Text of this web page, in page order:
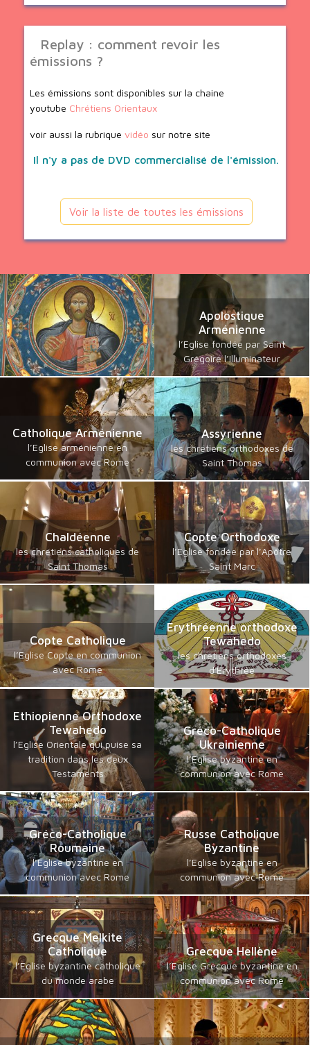
Replay : comment revoir les
émissions ?
Les émissions sont disponibles sur la chaine
youtube Chrétiens Orientaux
voir aussi la rubrique vidéo sur notre site
Il n'y a pas de DVD commercialisé de l'émission.
Voir la liste de toutes les émissions
Apolostique
Arménienne
l’Eglise fondée par Saint
Grégoire l’Illuminateur
Catholique Arménienne
l’Eglise arménienne en
communion avec Rome
Assyrienne
les chrétiens orthodoxes de
Saint Thomas
Chaldéenne
les chrétiens catholiques de
Saint Thomas
Copte Orthodoxe
l’Eglise fondée par l’Apôtre
Saint Marc
Copte Catholique
l’Eglise Copte en communion
avec Rome
Erythréenne orthodoxe
Tewahedo
les chrétiens orthodoxes
d'Erythrée
Ethiopienne Orthodoxe
Tewahedo
l’Eglise Orientale qui puise sa
tradition dans les deux
Testaments
Gréco-Catholique
Ukrainienne
l’Eglise byzantine en
communion avec Rome
Gréco-Catholique
Roumaine
l’Eglise byzantine en
communion avec Rome
Russe Catholique
Byzantine
l’Eglise byzantine en
communion avec Rome
Grecque Melkite
Catholique
l’Eglise byzantine catholique
du monde arabe
Grecque Hellène
l’Eglise Grecque byzantine en
communion avec Rome